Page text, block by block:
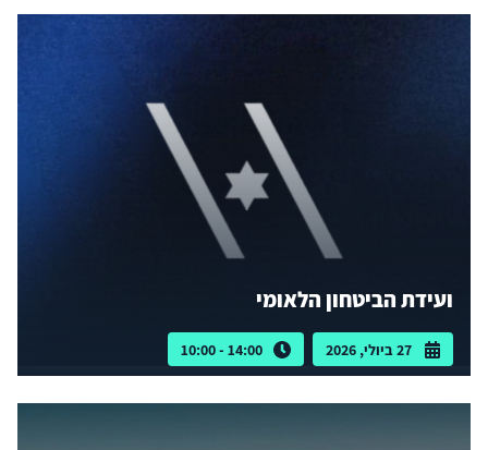
ועידת הביטחון הלאומי
27 ביולי, 2026 14:00 - 10:00